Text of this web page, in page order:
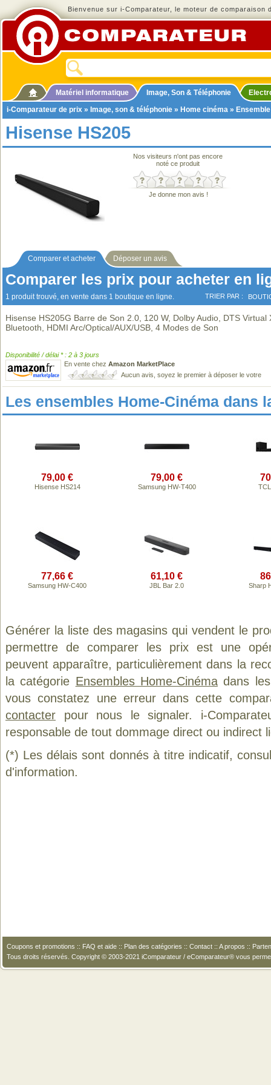
Bienvenue sur i-Comparateur, le moteur de comparaison
Matériel informatique Image, Son & Téléphonie
i-Comparateur de prix » Image, son & téléphonie » Home cinéma »
Hisense HS205
Nos visiteurs n'ont pas encore
noté ce produit
Je donne mon avis !
Comparer et acheter Déposer un avis
Comparer les prix pour acheter en
1 produit trouvé, en vente dans 1 boutique en ligne. TRIER PAR :
Hisense HS205G Barre de Son 2.0, 120 W, Dolby Audio, DTS Virtual
Bluetooth, HDMI Arc/Optical/AUX/USB, 4 Modes de Son
Disponibilité / délai * : 2 à 3 jours
En vente chez Amazon MarketPlace
Aucun avis, soyez le premier à déposer le votre
Les ensembles Home-Cinéma dans
79,00 €
Hisense HS214
79,00 €
Samsung HW-T400
77,66 €
Samsung HW-C400
61,10 €
JBL Bar 2.0 Sharp
Générer la liste des magasins qui vendent le
permettre de comparer les prix est une
peuvent apparaître, particulièrement dans la
la catégorie Ensembles Home-Cinémadans les
vous constatez une erreur dans cette
contacter pour nous le signaler. i-
responsable de tout dommage direct ou indirect
(*) Les délais sont donnés à titre indicatif,
d'information.
Coupons et promotions :: FAQ et aide :: Plan des catégories :: Contact :: A propos ::
Tous droits réservés. Copyright © 2003-2021 iComparateur / eComparateur® vous